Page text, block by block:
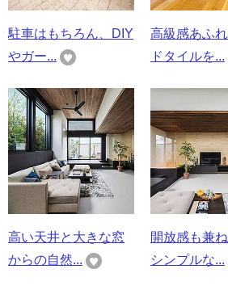
駐車はもちろん、DIY
やガー...
高級感あふ
ドタイルを...
高い天井と大きな窓
からの自然...
開放感も兼
シンプルな...